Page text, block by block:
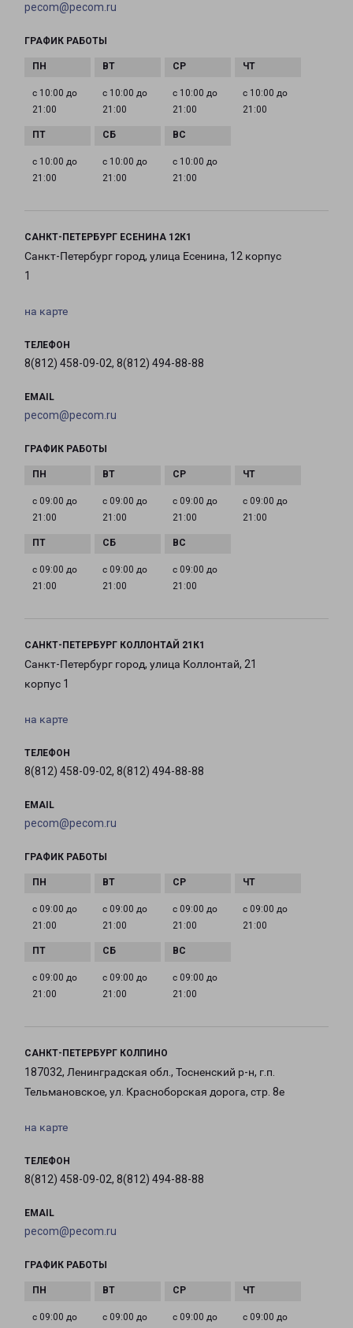
pecom@pecom.ru
ГРАФИК РАБОТЫ
с 10:00 до
21:00
с 10:00 до
21:00
с 10:00 до
21:00
с 10:00 до
21:00
с 10:00 до
21:00
с 10:00 до
21:00
с 10:00 до
21:00
САНКТ-ПЕТЕРБУРГ ЕСЕНИНА 12К1
Санкт-Петербург город, улица Есенина, 12 корпус
1
на карте
ТЕЛЕФОН
8(812) 458-09-02, 8(812) 494-88-88
EMAIL
pecom@pecom.ru
ГРАФИК РАБОТЫ
с 09:00 до
21:00
с 09:00 до
21:00
с 09:00 до
21:00
с 09:00 до
21:00
с 09:00 до
21:00
с 09:00 до
21:00
с 09:00 до
21:00
САНКТ-ПЕТЕРБУРГ КОЛЛОНТАЙ 21К1
Санкт-Петербург город, улица Коллонтай, 21
корпус 1
на карте
ТЕЛЕФОН
8(812) 458-09-02, 8(812) 494-88-88
EMAIL
pecom@pecom.ru
ГРАФИК РАБОТЫ
с 09:00 до
21:00
с 09:00 до
21:00
с 09:00 до
21:00
с 09:00 до
21:00
с 09:00 до
21:00
с 09:00 до
21:00
с 09:00 до
21:00
САНКТ-ПЕТЕРБУРГ КОЛПИНО
187032, Ленинградская обл., Тосненский р-н, г.п.
Тельмановское, ул. Красноборская дорога, стр. 8е
на карте
ТЕЛЕФОН
8(812) 458-09-02, 8(812) 494-88-88
EMAIL
pecom@pecom.ru
ГРАФИК РАБОТЫ
с 09:00 до с 09:00 до с 09:00 до с 09:00 до